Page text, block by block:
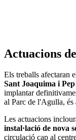
Actuacions
Els treballs afectaran
Sant Joaquima i
implantar
al Parc de l'Agulla, és
Les actuacions
instal·lació de nova
circulació cap al